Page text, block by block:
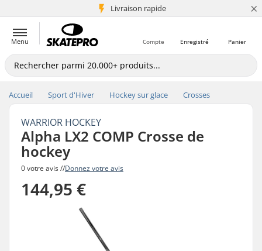
Livraison rapide
+5 mio de clients ×
Menu Panier
Enregistré
Compte
Accueil Sport d'Hiver Hockey sur glace Crosses
WARRIOR HOCKEY
Alpha LX2 COMP Crosse de
hockey
0 votre avis //Donnez votre avis
144,95 €